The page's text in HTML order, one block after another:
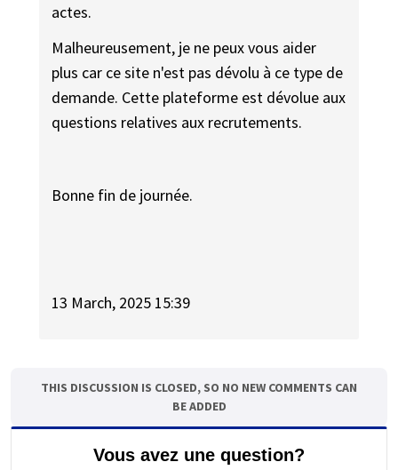
actes.
Malheureusement, je ne peux vous aider
plus car ce site n'est pas dévolu à ce type de
demande. Cette plateforme est dévolue aux
questions relatives aux recrutements.
Bonne fin de journée.
13 March, 2025 15:39
THIS DISCUSSION IS CLOSED, SO NO NEW COMMENTS CAN
BE ADDED
Vous avez une question?